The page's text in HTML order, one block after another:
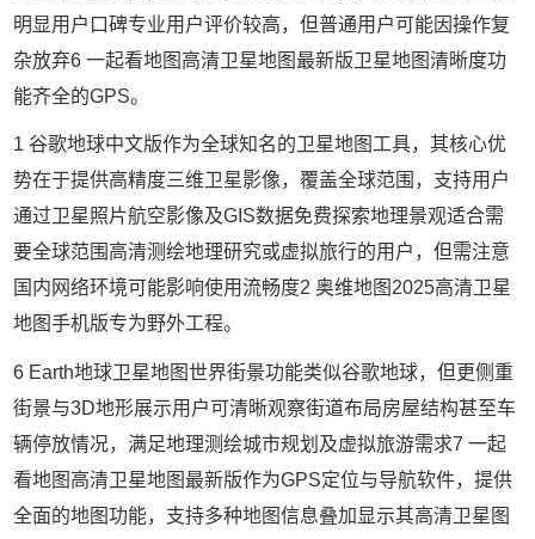
明显用户口碑专业用户评价较高，但普通用户可能因操作复
杂放弃6 一起看地图高清卫星地图最新版卫星地图清晰度功
能齐全的GPS。
1 谷歌地球中文版作为全球知名的卫星地图工具，其核心优
势在于提供高精度三维卫星影像，覆盖全球范围，支持用户
通过卫星照片航空影像及GIS数据免费探索地理景观适合需
要全球范围高清测绘地理研究或虚拟旅行的用户，但需注意
国内网络环境可能影响使用流畅度2 奥维地图2025高清卫星
地图手机版专为野外工程。
6 Earth地球卫星地图世界街景功能类似谷歌地球，但更侧重
街景与3D地形展示用户可清晰观察街道布局房屋结构甚至车
辆停放情况，满足地理测绘城市规划及虚拟旅游需求7 一起
看地图高清卫星地图最新版作为GPS定位与导航软件，提供
全面的地图功能，支持多种地图信息叠加显示其高清卫星图